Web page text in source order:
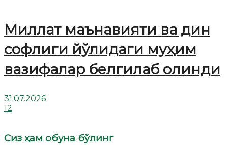
Миллат маънавияти ва дин
софлиги йўлидаги муҳим
вазифалар белгилаб олинди
31.07.2026
12
Сиз ҳам обуна бўлинг